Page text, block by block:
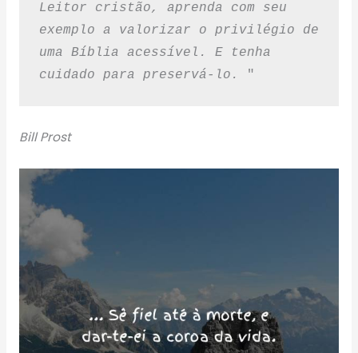
Leitor cristão, aprenda com seu
exemplo a valorizar o privilégio de
uma Bíblia acessível. E tenha
cuidado para preservá-lo.
"
Bill Prost